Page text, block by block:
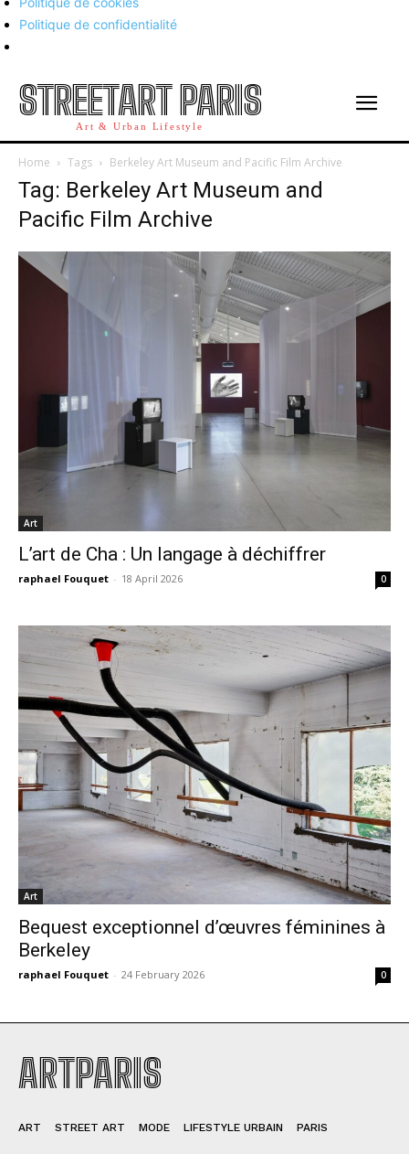
Politique de confidentialité
STREETART PARIS
Art & Urban Lifestyle
Home Tags Berkeley Art Museum and Pacific Film Archive
Tag: Berkeley Art Museum and
Pacific Film Archive
Art
L’art de Cha : Un langage à déchiffrer
raphael Fouquet - 18 April 2026 0
Art
Bequest exceptionnel d’œuvres féminines à
Berkeley
raphael Fouquet - 24 February 2026 0
ARTPARIS
ART STREET ART MODE LIFESTYLE URBAIN PARIS